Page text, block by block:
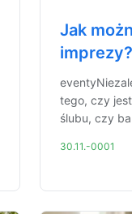
Jak
imprezy?
tego, czy
ślubu, czy
30.11.-0001